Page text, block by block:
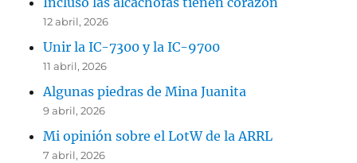
12 abril, 2026
Unir la IC-7300 y la IC-9700
11 abril, 2026
Algunas piedras de Mina Juanita
9 abril, 2026
Mi opinión sobre el LotW de la ARRL
7 abril, 2026